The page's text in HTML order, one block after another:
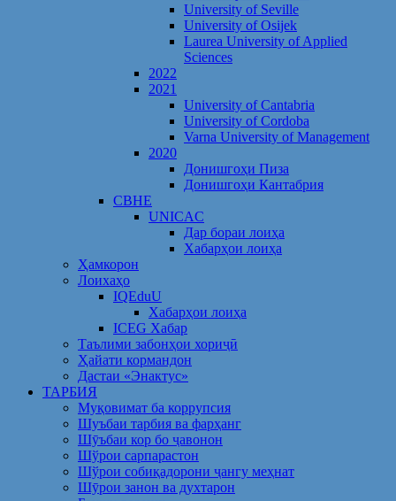
University of Seville
University of Osijek
Laurea University of Applied
Sciences
2022
2021
University of Cantabria
University of Cordoba
Varna University of Management
2020
Донишгоҳи Пиза
Донишгоҳи Кантабрия
CBHE
UNICAC
Дар бораи лоиҳа
Хабарҳои лоиҳа
Ҳамкорон
Лоихаҳо
IQEduU
Хабарҳои лоиҳа
ICEG Хабар
Таълими забонҳои хориҷӣ
Ҳайати кормандон
Дастаи «Энактус»
ТАРБИЯ
Муқовимат ба коррупсия
Шуъбаи тарбия ва фарҳанг
Шӯъбаи кор бо ҷавонон
Шўрои сарпарастон
Шўрои собиқадорони ҷангу меҳнат
Шӯрои занон ва духтарон